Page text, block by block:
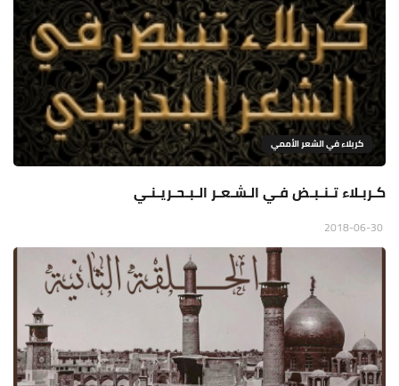
كربلاء في الشعر الأممي
كـربـلاء تـنـبـض فـي الـشـعـر الـبـحـريـنـي